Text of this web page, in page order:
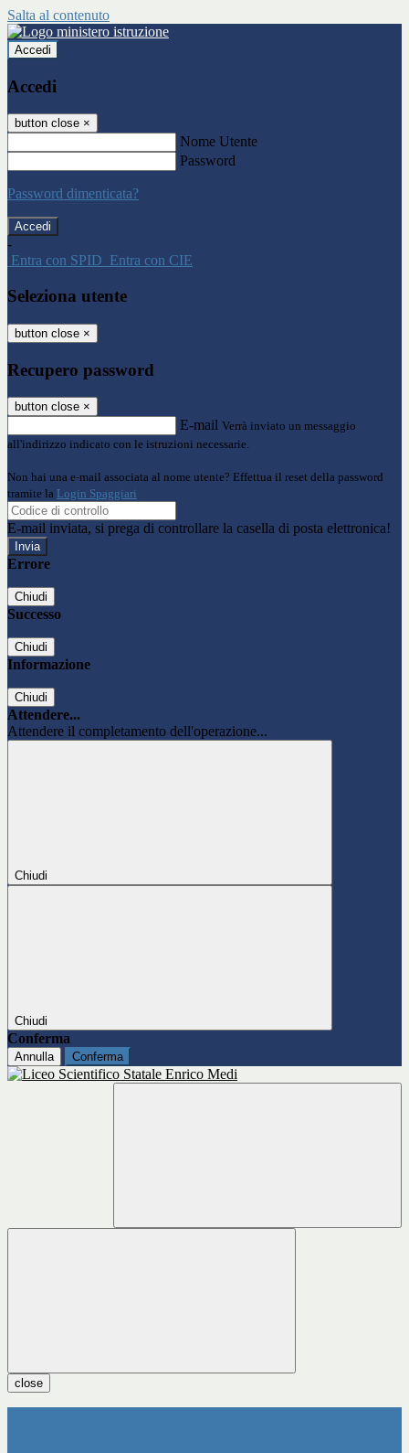
Salta al contenuto
Accedi
Accedi
button close ×
Nome Utente
Password
Password dimenticata?
-
Entra con SPID Entra con CIE
Seleziona utente
button close ×
Recupero password
button close ×
E-mail Verrà inviato un messaggio
all'indirizzo indicato con le istruzioni necessarie.
Non hai una e-mail associata al nome utente? Effettua il reset della password
tramite la Login Spaggiari
E-mail inviata, si prega di controllare la casella di posta elettronica!
Errore
Chiudi
Successo
Chiudi
Informazione
Chiudi
Attendere...
Attendere il completamento dell'operazione...
Chiudi
Chiudi
Conferma
Annulla Conferma
close